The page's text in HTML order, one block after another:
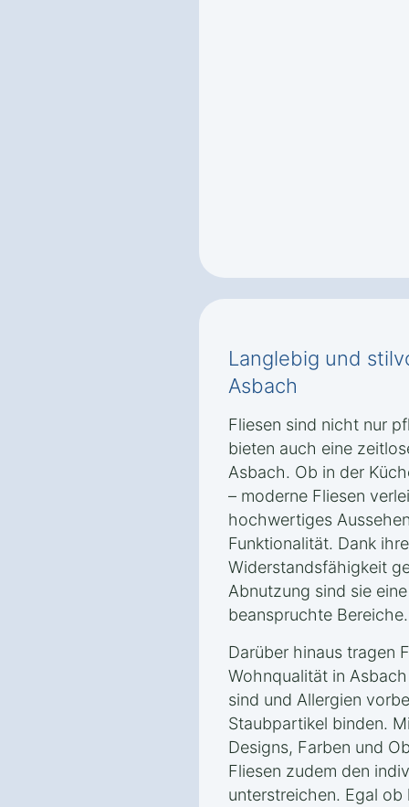
Langlebig und
Asbach
Fliesen sind nicht nur
bieten auch eine
Asbach. Ob in der
– moderne Fliesen
hochwertiges
Funktionalität. Dank
Widerstandsfähigkeit
Abnutzung sind sie
beanspruchte Bereiche.
Darüber hinaus tragen
Wohnqualität in
sind und Allergien
Staubpartikel binden.
Designs, Farben und
Fliesen zudem den
unterstreichen. Egal ob